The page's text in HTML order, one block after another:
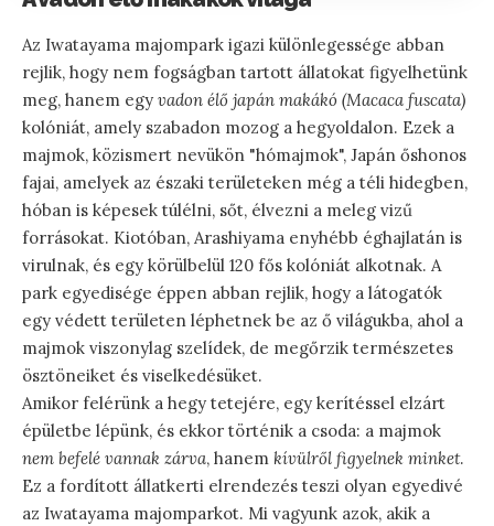
Az Iwatayama majompark igazi különlegessége abban
rejlik, hogy nem fogságban tartott állatokat figyelhetünk
meg, hanem egy vadon élő japán makákó (Macaca fuscata)
kolóniát, amely szabadon mozog a hegyoldalon. Ezek a
majmok, közismert nevükön "hómajmok", Japán őshonos
fajai, amelyek az északi területeken még a téli hidegben,
hóban is képesek túlélni, sőt, élvezni a meleg vizű
forrásokat. Kiotóban, Arashiyama enyhébb éghajlatán is
virulnak, és egy körülbelül 120 fős kolóniát alkotnak. A
park egyedisége éppen abban rejlik, hogy a látogatók
egy védett területen léphetnek be az ő világukba, ahol a
majmok viszonylag szelídek, de megőrzik természetes
ösztöneiket és viselkedésüket.
Amikor felérünk a hegy tetejére, egy kerítéssel elzárt
épületbe lépünk, és ekkor történik a csoda: a majmok
nem befelé vannak zárva, hanem kívülről figyelnek minket.
Ez a fordított állatkerti elrendezés teszi olyan egyedivé
az Iwatayama majomparkot. Mi vagyunk azok, akik a